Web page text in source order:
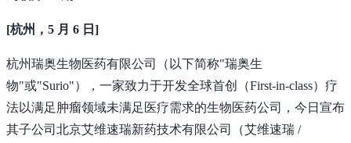
[杭州，5 月 6 日]
杭州瑞奥生物医药有限公司（以下简称"瑞奥生
物"或"Surio"），一家致力于开发全球首创（First-in-class）疗
法以满足肿瘤领域未满足医疗需求的生物医药公司，今日宣布
其子公司北京艾维速瑞新药技术有限公司（艾维速瑞 /